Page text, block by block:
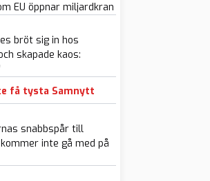
EU öppnar miljardkran
bröt sig in hos
skapade kaos:
få tysta Samnytt
snabbspår till
inte gå med på